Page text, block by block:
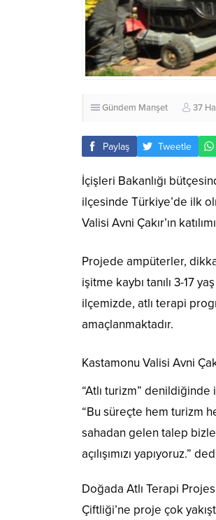
Gündem Manşet 37
Paylaş Tweetle
İçişleri Bakanlığı
ilçesinde Türkiye’de ilk
Valisi Avni Çakır’ın
Projede ampüterler,
işitme kaybı tanılı 3-17
ilçemizde, atlı terapi
amaçlanmaktadır.
Kastamonu Valisi Avni
“Atlı turizm”
“Bu süreçte hem turizm
sahadan gelen talep
açılışımızı yapıyoruz.”
Doğada Atlı Terapi
Çiftliği’ne proje çok